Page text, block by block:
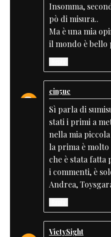
Insomma,
pò di misura..
Ma è una mia
il mondo è bello
cin5ue
Sì parla di
stati i primi a
nella mia
la prima è
che è stata
i commenti, è
Andrea,
VictySight